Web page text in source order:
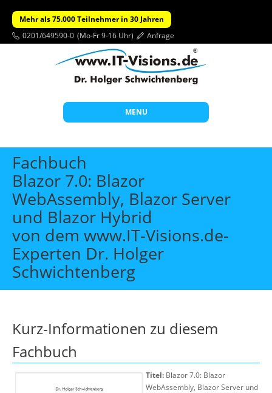
Mehr als 75.000 Teilnehmer in 30 Jahren
0201/649590-0 (Mo-Fr 9-16 Uhr) Anfrage
MENU
Start
Themen
Beratung
Individuelle Schulungen
Offene Seminare
Wissen
Über uns
Fachbuch
Blazor 7.0: Blazor
WebAssembly, Blazor Server
und Blazor Hybrid
von dem www.IT-Visions.de-
Experten Dr. Holger
Schwichtenberg
Kurz-Informationen zu diesem
Fachbuch
Titel: Blazor 7.0: Blazor
WebAssembly, Blazor Server und